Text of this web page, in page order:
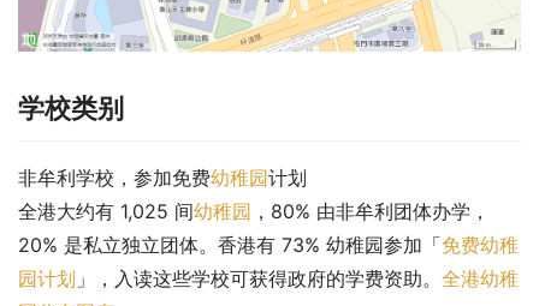
学校类别
非牟利学校，参加免费幼稚园计划
全港大约有 1,025 间幼稚园 ，80% 由非牟利团体办学，
20% 是私立独立团体。香港有 73% 幼稚园参加「免费幼稚
园计划 」，入读这些学校可获得政府的学费资助。 全港幼稚